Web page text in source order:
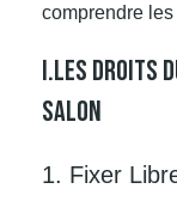
comprendre
I.Les Droits
Salon
1. Fixer